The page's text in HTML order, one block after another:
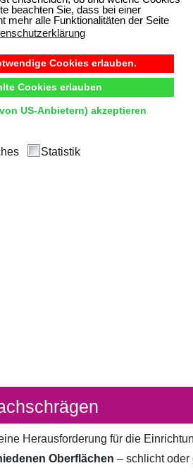
beachten Sie, dass bei einer
mehr alle Funktionalitäten der Seite
Cookies erlauben.
Cookies erlauben
US-Anbietern) akzeptieren
Statistik
Kleiderschrank
durch hochwertige
sodass die tägliche Outfitwahl zum
Herausforderung für die
Oberflächen – schlicht oder